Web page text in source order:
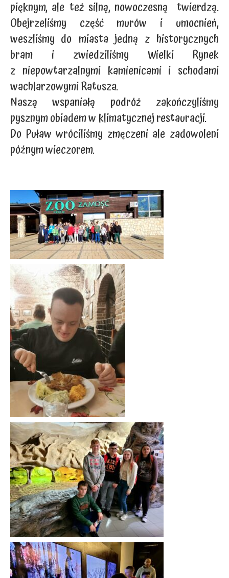
pięknym, ale też silną, nowoczesną twierdzą.
Obejrzeliśmy część murów i umocnień,
weszliśmy do miasta jedną z historycznych
bram i zwiedziliśmy Wielki Rynek
z niepowtarzalnymi kamienicami i schodami
wachlarzowymi Ratusza.
Naszą wspaniałą podróż zakończyliśmy
pysznym obiadem w klimatycznej restauracji.
Do Puław wróciliśmy zmęczeni ale zadowoleni
późnym wieczorem.